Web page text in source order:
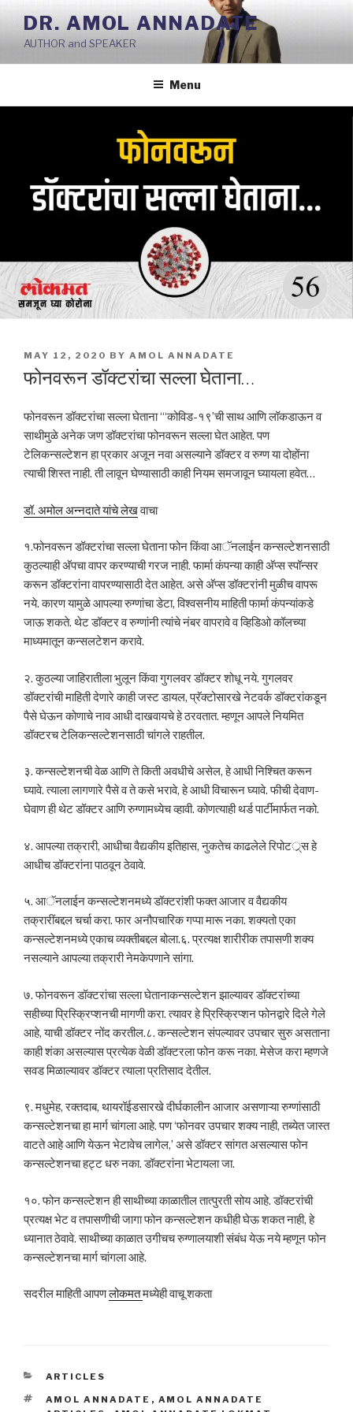
Skip
content
DR. AMOL ANNADATE
AUTHOR and SPEAKER
Menu
POSTED
ON
MAY 12, 2020 BY AMOL ANNADATE
फोनवरून डॉक्टरांचा सल्ला घेताना…
फोनवरून डॉक्टरांचा सल्ला घेताना “‘कोविड-१९’ची साथ आणि लॉकडाऊन व
साथीमुळे अनेक जण डॉक्टरांचा फोनवरून सल्ला घेत आहेत. पण
टेलिकन्सल्टेशन हा प्रकार अजून नवा असल्याने डॉक्टर व रुग्ण या दोहोंना
त्याची शिस्त नाही. ती लावून घेण्यासाठी काही नियम समजावून घ्यायला हवेत…
डॉ. अमोल अन्नदाते यांचे लेखवाचा
१.फोनवरून डॉक्टरांचा सल्ला घेताना फोन किंवा आॅनलाईन कन्सल्टेशनसाठी
कुठल्याही अ‍ॅपचा वापर करण्याची गरज नाही. फार्मा कंपन्या काही अ‍ॅप्स स्पॉन्सर
करून डॉक्टरांना वापरण्यासाठी देत आहेत. असे अ‍ॅप्स डॉक्टरांनी मुळीच वापरू
नये. कारण यामुळे आपल्या रुग्णांचा डेटा, विश्वसनीय माहिती फार्मा कंपन्यांकडे
जाऊ शकते. थेट डॉक्टर व रुग्णांनी त्यांचे नंबर वापरावे व व्हिडिओ कॉलच्या
माध्यमातून कन्सलटेशन करावे.
२. कुठल्या जाहिरातीला भुलून किंवा गुगलवर डॉक्टर शोधू नये. गुगलवर
डॉक्टरांची माहिती देणारे काही जस्ट डायल, प्रॅक्टोसारखे नेटवर्क डॉक्टरांकडून
पैसे घेऊन कोणाचे नाव आधी दाखवायचे हे ठरवतात. म्हणून आपले नियमित
डॉक्टरच टेलिकन्सल्टेशनसाठी चांगले राहतील.
३. कन्सल्टेशनची वेळ आणि ते किती अवधीचे असेल, हे आधी निश्चित करून
घ्यावे. त्याला लागणारे पैसे व ते कसे भरावे, हे आधी विचारून घ्यावे. फीची देवाण-
घेवाण ही थेट डॉक्टर आणि रुग्णामध्येच व्हावी. कोणत्याही थर्ड पार्टीमार्फत नको.
४. आपल्या तक्रारी, आधीचा वैद्यकीय इतिहास, नुकतेच काढलेले रिपोटर््स हे
आधीच डॉक्टरांना पाठवून ठेवावे.
५. आॅनलाईन कन्सल्टेशनमध्ये डॉक्टरांशी फक्त आजार व वैद्यकीय
तक्रारींबद्दल चर्चा करा. फार अनौपचारिक गप्पा मारू नका. शक्यतो एका
कन्सल्टेशनमध्ये एकाच व्यक्तीबद्दल बोला.६. प्रत्यक्ष शारीरीक तपासणी शक्य
नसल्याने आपल्या तक्रारी नेमकेपणाने सांगा.
७. फोनवरून डॉक्टरांचा सल्ला घेतानाकन्सल्टेशन झाल्यावर डॉक्टरांच्या
सहीच्या प्रिस्क्रिप्शनची मागणी करा. त्यावर हे प्रिस्क्रिप्शन फोनद्वारे दिले गेले
आहे, याची डॉक्टर नोंद करतील.८. कन्सल्टेशन संपल्यावर उपचार सुरु असताना
काही शंका असल्यास प्रत्येक वेळी डॉक्टरला फोन करू नका. मेसेज करा म्हणजे
सवड मिळाल्यावर डॉक्टर त्याला प्रतिसाद देतील.
९. मधुमेह, रक्तदाब, थायरॉईडसारखे दीर्घकालीन आजार असणाऱ्या रुग्णांसाठी
कन्सल्टेशनचा हा मार्ग चांगला आहे. पण ‘फोनवर उपचार शक्य नाही, तब्येत जास्त
वाटते आहे आणि येऊन भेटावेच लागेल,’ असे डॉक्टर सांगत असल्यास फोन
कन्सल्टेशनचा हट्ट धरु नका. डॉक्टरांना भेटायला जा.
१०. फोन कन्सल्टेशन ही साथीच्या काळातील तात्पुरती सोय आहे. डॉक्टरांची
प्रत्यक्ष भेट व तपासणीची जागा फोन कन्सल्टेशन कधीही घेऊ शकत नाही, हे
ध्यानात ठेवावे. साथीच्या काळात उगीचच रुग्णालयाशी संबंध येऊ नये म्हणून फोन
कन्सल्टेशनचा मार्ग चांगला आहे.
सदरील माहिती आपणलोकमतमध्येही वाचू शकता
CATEGORIES
ARTICLES
TAGS
AMOL ANNADATE , AMOL ANNADATE